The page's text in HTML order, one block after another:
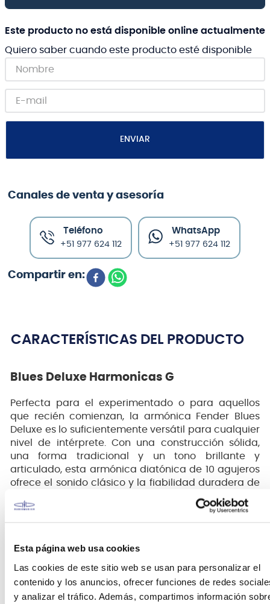
Esta página web usa cookies
Las cookies de este sitio web se usan para personalizar el
contenido y los anuncios, ofrecer funciones de redes
y analizar el tráfico. Además, compartimos información
Este producto no está disponible online actualmente
Quiero saber cuando este producto esté disponible
ENVIAR
Canales de venta y asesoría
Teléfono
+51 977 624 112
WhatsApp
+51 977 624 112
CARACTERÍSTICAS DEL PRODUCTO
Blues Deluxe Harmonicas G
Perfecta para el experimentado o para aquellos
que recién comienzan, la armónica Fender Blues
Deluxe es lo suficientemente versátil para cualquier
nivel de intérprete. Con una construcción sólida,
una forma tradicional y un tono brillante y
articulado, esta armónica diatónica de 10 agujeros
ofrece el sonido clásico y la fiabilidad duradera de
Placas de lengüeta de latón reemplazables
Peines de plástico ABS resistentes a la
humedad para un sonido brillante y
estabilidad de afinación